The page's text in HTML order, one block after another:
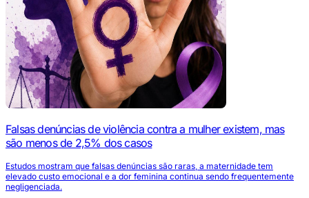
Falsas denúncias de violência contra a mulher existem, mas
são menos de 2,5% dos casos
Estudos mostram que falsas denúncias são raras, a maternidade tem
elevado custo emocional e a dor feminina continua sendo frequentemente
negligenciada.